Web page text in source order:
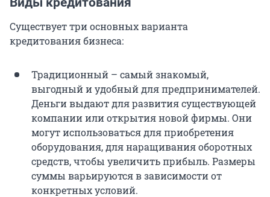
Существует три основных варианта
кредитования бизнеса:
Традиционный – самый знакомый,
выгодный и удобный для предпринимателей.
Деньги выдают для развития существующей
компании или открытия новой фирмы. Они
могут использоваться для приобретения
оборудования, для наращивания оборотных
средств, чтобы увеличить прибыль. Размеры
суммы варьируются в зависимости от
конкретных условий.